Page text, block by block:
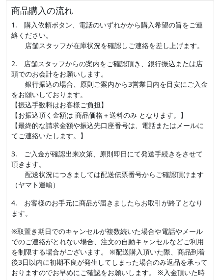
商品購入の流れ
1. 購入依頼ボタン、電話のいずれかから購入希望の旨をご連
絡ください。
店舗スタッフが在庫状況を確認しご連絡を差し上げます。
2. 店舗スタッフからの案内をご確認頂き、銀行振込または店
頭でのお会計をお願いします。
銀行振込の場合、原則ご案内から3営業日内を目安にご入金
をお願いしております。
【振込手数料はお客様ご負担】
【お振込頂く金額は 商品価格＋送料のみ となります。】
【最終的な請求金額や振込先口座番号は、電話またはメールに
てご連絡いたします。】
3. ご入金が確認出来次第、原則即日にて発送手続きをさせて
頂きます。
配送状況につきましては配送伝票番号からご確認頂けます
（ヤマト運輸）
4. お客様のお手元に商品が届きましたらお取引が終了となり
ます。
※取置き期日でのキャンセルが複数続いた場合や電話やメール
でのご連絡がとれない場合、注文の自動キャンセルなどご利用
を制限する場合がございます。 ※配送購入頂いた際、商品到着
後3日以内に初期不良が発生してしまった場合のみ返品を承って
おりますのでお早めにご確認をお願いします。 ※入金頂いた時